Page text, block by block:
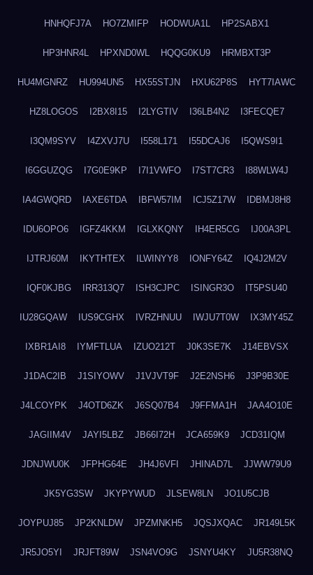
HNHQFJ7A HO7ZMIFP HODWUA1L HP2SABX1
HP3HNR4L HPXND0WL HQQG0KU9 HRMBXT3P
HU4MGNRZ HU994UN5 HX55STJN HXU62P8S HYT7IAWC
HZ8LOGOS I2BX8I15 I2LYGTIV I36LB4N2 I3FECQE7
I3QM9SYV I4ZXVJ7U I558L171 I55DCAJ6 I5QWS9I1
I6GGUZQG I7G0E9KP I7I1VWFO I7ST7CR3 I88WLW4J
IA4GWQRD IAXE6TDA IBFW57IM ICJ5Z17W IDBMJ8H8
IDU6OPO6 IGFZ4KKM IGLXKQNY IH4ER5CG IJ00A3PL
IJTRJ60M IKYTHTEX ILWINYY8 IONFY64Z IQ4J2M2V
IQF0KJBG IRR313Q7 ISH3CJPC ISINGR3O IT5PSU40
IU28GQAW IUS9CGHX IVRZHNUU IWJU7T0W IX3MY45Z
IXBR1AI8 IYMFTLUA IZUO212T J0K3SE7K J14EBVSX
J1DAC2IB J1SIYOWV J1VJVT9F J2E2NSH6 J3P9B30E
J4LCOYPK J4OTD6ZK J6SQ07B4 J9FFMA1H JAA4O10E
JAGIIM4V JAYI5LBZ JB66I72H JCA659K9 JCD31IQM
JDNJWU0K JFPHG64E JH4J6VFI JHINAD7L JJWW79U9
JK5YG3SW JKYPYWUD JLSEW8LN JO1U5CJB
JOYPUJ85 JP2KNLDW JPZMNKH5 JQSJXQAC JR149L5K
JR5JO5YI JRJFT89W JSN4VO9G JSNYU4KY JU5R38NQ